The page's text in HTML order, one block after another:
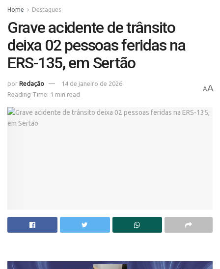
Home Destaques
Grave acidente de trânsito
deixa 02 pessoas feridas na
ERS-135, em Sertão
por Redação
14 de janeiro de 2026
Reading Time: 1 min read
AA